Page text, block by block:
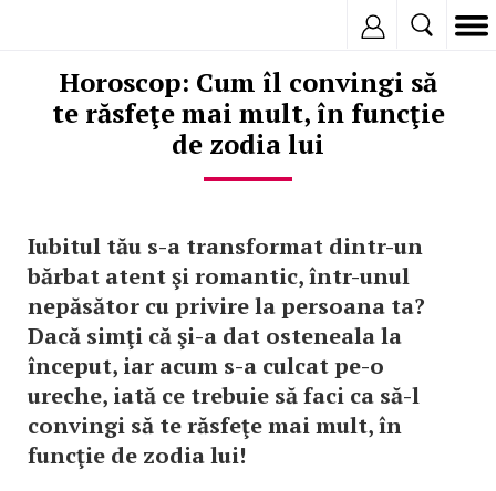
Horoscop: Cum îl convingi să
te răsfeţe mai mult, în funcţie
de zodia lui
Iubitul tău s-a transformat dintr-un
bărbat atent şi romantic, într-unul
nepăsător cu privire la persoana ta?
Dacă simţi că şi-a dat osteneala la
început, iar acum s-a culcat pe-o
ureche, iată ce trebuie să faci ca să-l
convingi să te răsfeţe mai mult, în
funcţie de zodia lui!